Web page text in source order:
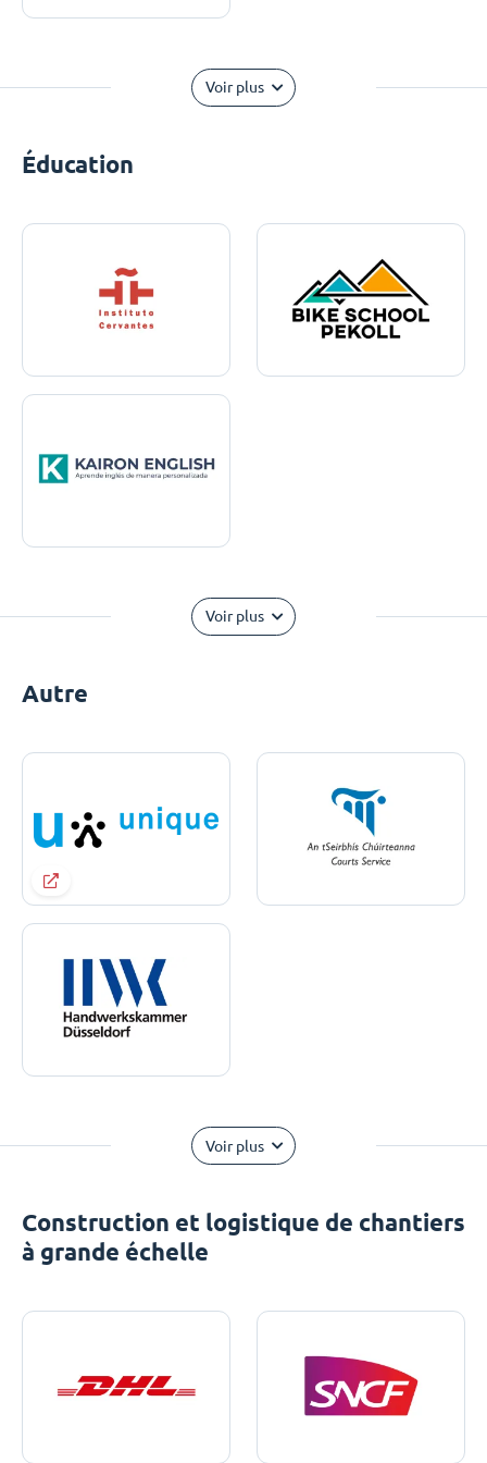
Voir plus
Éducation
Voir plus
Autre
Voir plus
Construction et logistique de chantiers
à grande échelle